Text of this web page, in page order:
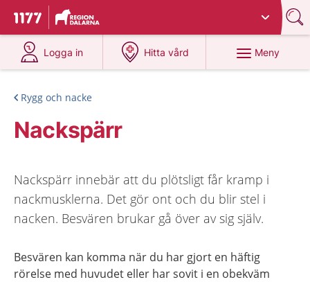
Till startsidan för 1177
Du har valt region
Logga in
på 1177.se
Hitta vård
på 1177.se
Meny
Rygg och nacke
Nackspärr
Nackspärr innebär att du plötsligt får kramp i
nackmusklerna. Det gör ont och du blir stel i
nacken. Besvären brukar gå över av sig själv.
Besvären kan komma när du har gjort en häftig
rörelse med huvudet eller har sovit i en obekväm